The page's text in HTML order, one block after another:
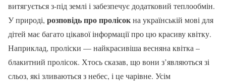
витягується з-під землі і забезпечує додатковий теплообмін.
У природі, розповідь про пролісокна українській мові для
дітей має багато цікавої інформації про цю красиву квітку.
Наприклад, проліски — найкрасивіша весняна квітка –
блакитний пролісок. Хтось сказав, що вони з’являються зі
сльоз, які зливаються з небес, і це чарівне. Усім